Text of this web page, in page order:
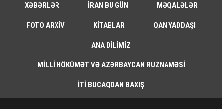
XƏBƏRLƏR İRAN BU GÜN MƏQALƏLƏR
FOTO ARXIV KITABLAR QAN YADDAŞI
ANA DILIMIZ
MILLI HÖKÜMƏT VƏ AZƏRBAYCAN RUZNAMƏSI
İTI BUCAQDAN BAXIŞ